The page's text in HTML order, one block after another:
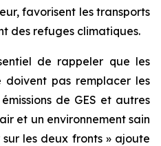
favorisent les transports
des refuges climatiques.
de rappeler que les
doivent pas remplacer les
de GES et autres
et un environnement sain
les deux fronts » ajoute